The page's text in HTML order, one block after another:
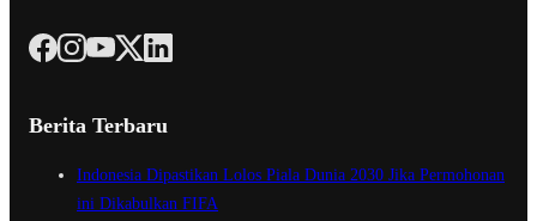
Berita Terbaru
Indonesia Dipastikan Lolos Piala Dunia 2030 Jika Permohonan
ini Dikabulkan FIFA